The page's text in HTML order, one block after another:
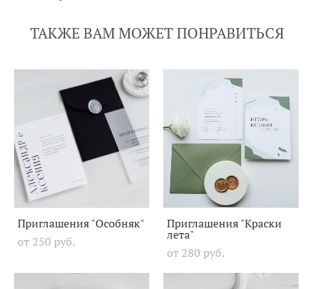
ТАКЖЕ ВАМ МОЖЕТ ПОНРАВИТЬСЯ
Приглашения "Особняк"
от 250 pуб.
Приглашения "Краски
лета"
от 280 pуб.